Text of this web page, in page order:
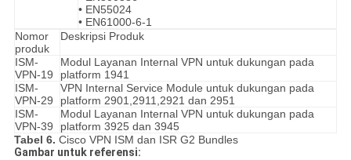
• EN55024
• EN61000-6-1
Nomor
produk
Deskripsi Produk
ISM-
VPN-19
Modul Layanan Internal VPN untuk dukungan pada
platform 1941
ISM-
VPN-29
VPN Internal Service Module untuk dukungan pada
platform 2901,2911,2921 dan 2951
ISM-
VPN-39
Modul Layanan Internal VPN untuk dukungan pada
platform 3925 dan 3945
Tabel 6. Cisco VPN ISM dan ISR G2 Bundles
Gambar untuk referensi: